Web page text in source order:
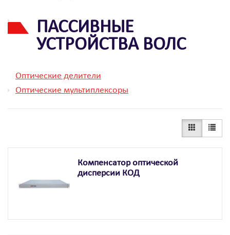
ПАССИВНЫЕ
УСТРОЙСТВА ВОЛС
Оптические делители
Оптические мультиплексоры
Компенсатор оптической
дисперсии КОД